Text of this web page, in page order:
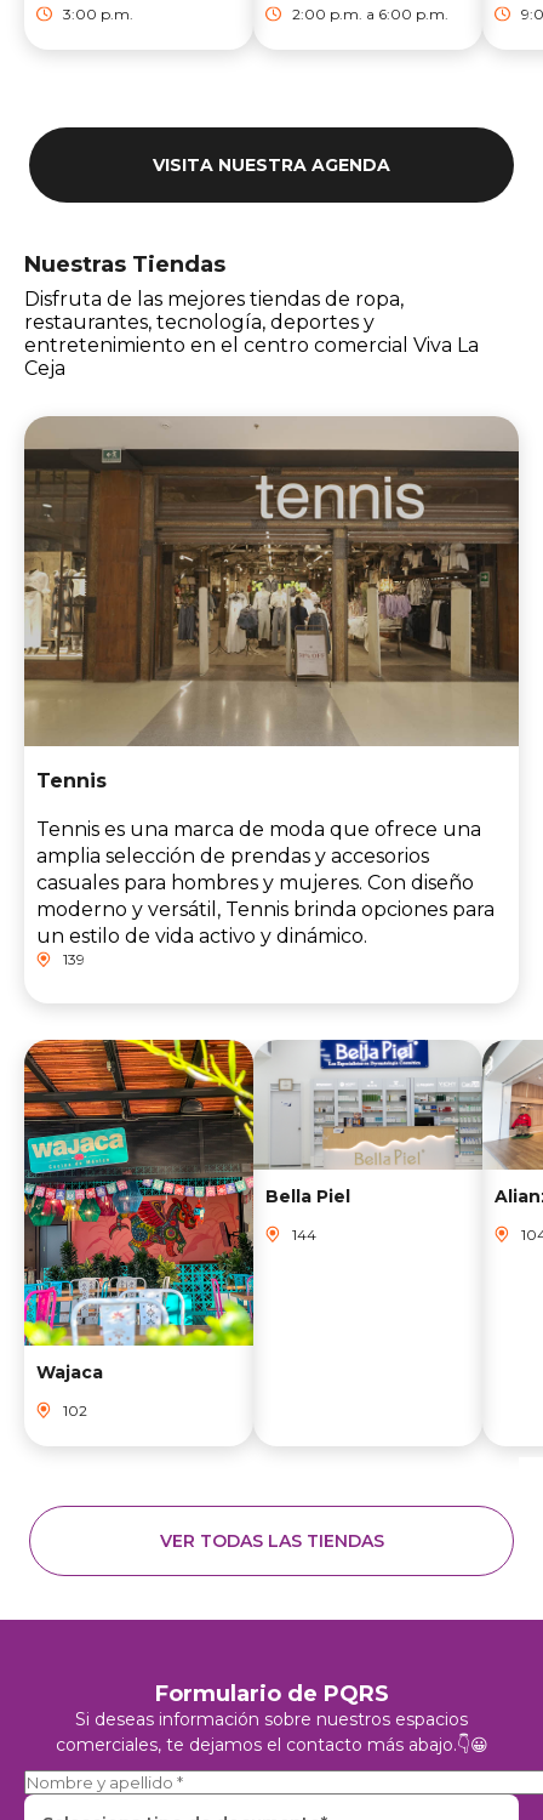
3:00 p.m.
2:00 p.m. a 6:00 p.m.
VISITA NUESTRA AGENDA
Nuestras Tiendas
Disfruta de las mejores tiendas de ropa,
restaurantes, tecnología, deportes y
entretenimiento en el centro comercial Viva La
Ceja
Tennis
Tennis es una marca de moda que ofrece una
amplia selección de prendas y accesorios
casuales para hombres y mujeres. Con diseño
moderno y versátil, Tennis brinda opciones para
un estilo de vida activo y dinámico.
139
Wajaca
102
Bella Piel
144
VER TODAS LAS TIENDAS
Formulario de PQRS
Si deseas información sobre nuestros espacios
comerciales, te dejamos el contacto más abajo.👇😀